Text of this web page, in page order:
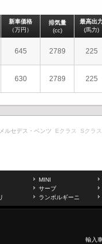
新車価格
（万円）
排気量
(cc)
最高出
(馬力)
645 2789 225
630 2789 225
ルセデス・ベンツ Eクラス Sクラス
MINI
サーブ
ランボルギーニ
輸入